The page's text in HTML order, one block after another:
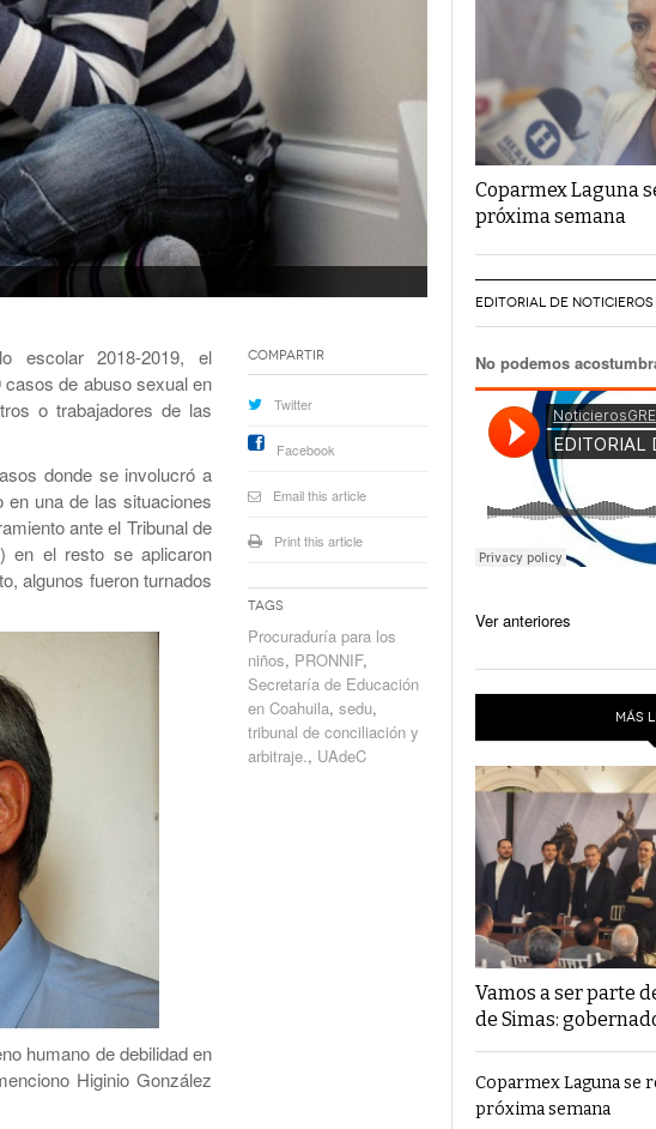
escolar 2018-2019, el
de abuso sexual en
o trabajadores de las
donde se involucró a
una de las situaciones
ante el Tribunal de
en el resto se aplicaron
algunos fueron turnados
humano de debilidad en
Higinio González
Compartir
Twitter
Facebook
Email this article
Print this article
Tags
Procuraduría para los
niños, PRONNIF,
Secretaría de Educación
en Coahuila, sedu,
tribunal de conciliación y
arbitraje., UAdeC
Coparmex Laguna
próxima semana
EDITORIAL DE NOTICIEROS
No podemos
Ver anteriores
MÁS
Vamos a ser parte
de Simas:
Coparmex Laguna se
próxima semana